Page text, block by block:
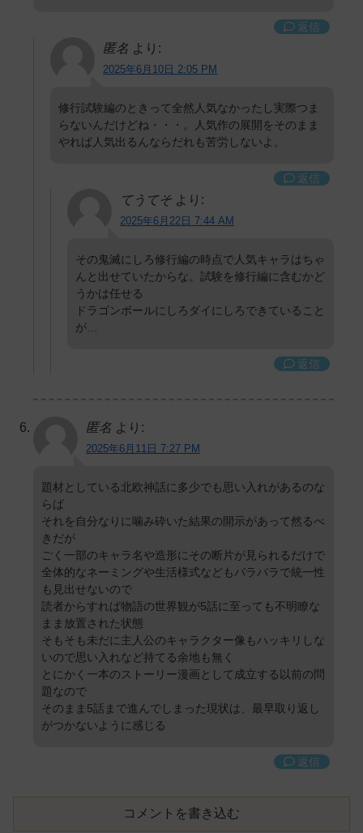
返信
匿名 より:
2025年6月10日 2:05 PM
修行試験編のときって全然人気なかったし実際つま
らないんだけどね・・・。人気作の展開をそのまま
やれば人気出るんならだれも苦労しないよ。
返信
てうてそ より:
2025年6月22日 7:44 AM
その鬼滅にしろ修行編の時点で人気キャラはちゃ
んと出せていたからな。試験を修行編に含むかど
うかは任せる
ドラゴンボールにしろダイにしろできていること
が…
返信
匿名 より:
2025年6月11日 7:27 PM
題材としている北欧神話に多少でも思い入れがあるのな
らば
それを自分なりに噛み砕いた結果の開示があって然るべ
きだが
ごく一部のキャラ名や造形にその断片が見られるだけで
全体的なネーミングや生活様式などもバラバラで統一性
も見出せないので
読者からすれば物語の世界観が5話に至っても不明瞭な
まま放置された状態
そもそも未だに主人公のキャラクター像もハッキリしな
いので思い入れなど持てる余地も無く
とにかく一本のストーリー漫画として成立する以前の問
題なので
そのまま5話まで進んでしまった現状は、最早取り返し
がつかないように感じる
返信
コメントを書き込む